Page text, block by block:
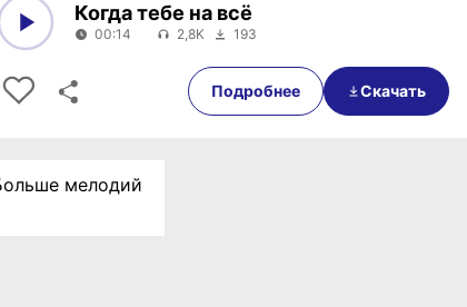
00:14
Когда тебе на всё
00:14 2,8K 193
Подробнее Скачать
мелодий